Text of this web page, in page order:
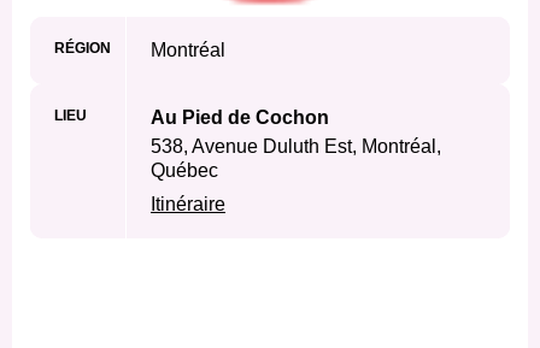
RÉGION Montréal
LIEU
Au Pied de Cochon
538, Avenue Duluth Est, Montréal,
Québec
Itinéraire